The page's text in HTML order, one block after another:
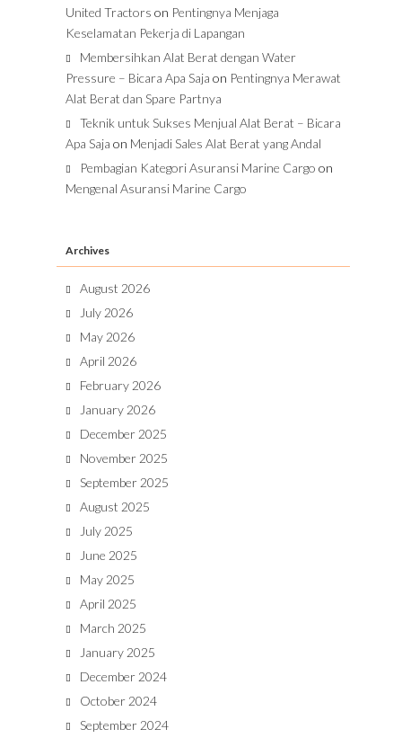
United Tractors on Pentingnya Menjaga
Keselamatan Pekerja di Lapangan
Membersihkan Alat Berat dengan Water
Pressure – Bicara Apa Saja on Pentingnya Merawat
Alat Berat dan Spare Partnya
Teknik untuk Sukses Menjual Alat Berat – Bicara
Apa Saja on Menjadi Sales Alat Berat yang Andal
Pembagian Kategori Asuransi Marine Cargo on
Mengenal Asuransi Marine Cargo
Archives
August 2026
July 2026
May 2026
April 2026
February 2026
January 2026
December 2025
November 2025
September 2025
August 2025
July 2025
June 2025
May 2025
April 2025
March 2025
January 2025
December 2024
October 2024
September 2024